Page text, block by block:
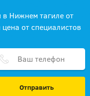
в Нижнем тагиле от
от специалистов
Отправить